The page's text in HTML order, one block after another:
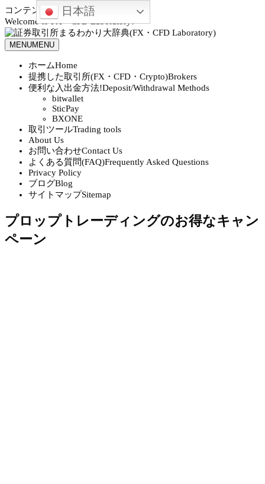
コンテンツへスキップ
Welcome to FX・CFD Laboratory!
MENUMENU
ホームHome
提携した取引所(FX・CFD・Crypto)Brokers
便利な入出金方法!Deposit/Withdrawal Methods
bitwallet
SticPay
BXONE
取引ツールTrading tools
About Us
お問い合わせContact Us
よくある質問(FAQ)Frequently Asked Questions
Privacy Policy
ブログBlog
サイトマップSitemap
プロップトレーディングのお得なキャン
ペーン
日本語